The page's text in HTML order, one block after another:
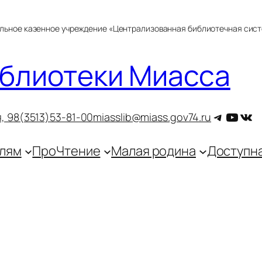
казенное учреждение «Централизованная библиотечная
Миасса
98(3513)53-81-00miasslib@miass.gov74.ru
ПроЧтение Малая родина